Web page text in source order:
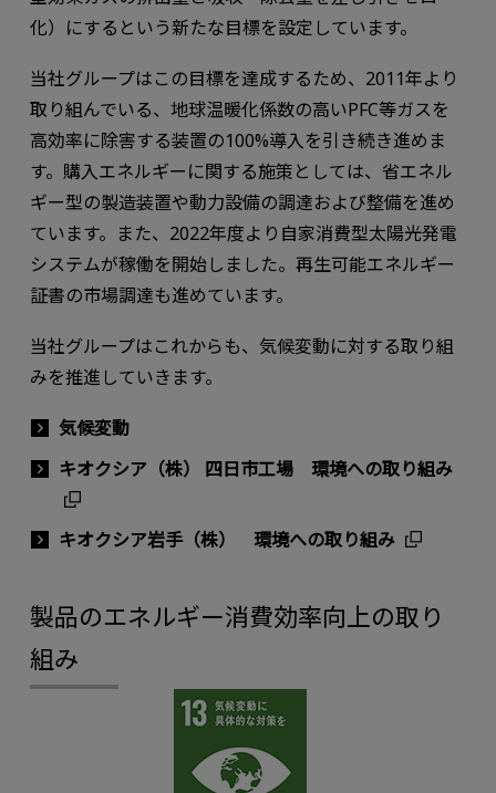
化）にするという新たな目標を設定しています。
当社グループはこの目標を達成するため、2011年より
取り組んでいる、地球温暖化係数の高いPFC等ガスを
高効率に除害する装置の100%導入を引き続き進めま
す。購入エネルギーに関する施策としては、省エネル
ギー型の製造装置や動力設備の調達および整備を進め
ています。また、2022年度より自家消費型太陽光発電
システムが稼働を開始しました。再生可能エネルギー
証書の市場調達も進めています。
当社グループはこれからも、気候変動に対する取り組
みを推進していきます。
気候変動
キオクシア（株） 四日市工場 環境への取り組み
キオクシア岩手（株） 環境への取り組み
製品のエネルギー消費効率向上の取り
組み